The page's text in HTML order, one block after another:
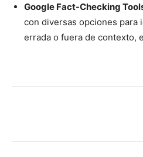
Google Fact-Checking
con diversas opciones para
errada o fuera de contexto,